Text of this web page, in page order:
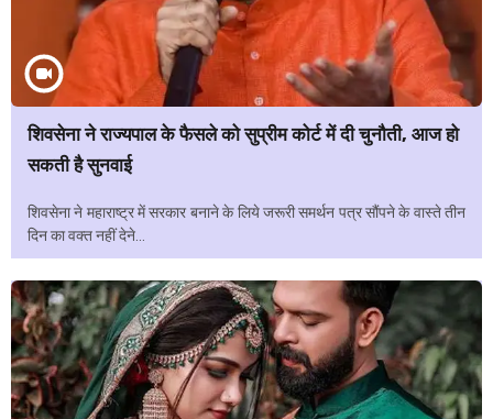
शिवसेना ने राज्यपाल के फैसले को सुप्रीम कोर्ट में दी चुनौती, आज हो
सकती है सुनवाई
शिवसेना ने महाराष्ट्र में सरकार बनाने के लिये जरूरी समर्थन पत्र सौंपने के वास्ते तीन
दिन का वक्त नहीं देने...